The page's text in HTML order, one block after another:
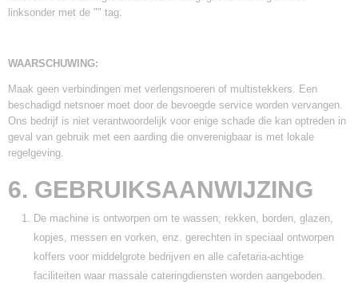
linksonder met de "" tag.
WAARSCHUWING:
Maak geen verbindingen met verlengsnoeren of multistekkers. Een
beschadigd netsnoer moet door de bevoegde service worden vervangen.
Ons bedrijf is niet verantwoordelijk voor enige schade die kan optreden in
geval van gebruik met een aarding die onverenigbaar is met lokale
regelgeving.
6. GEBRUIKSAANWIJZING
De machine is ontworpen om te wassen; rekken, borden, glazen,
kopjes, messen en vorken, enz. gerechten in speciaal ontworpen
koffers voor middelgrote bedrijven en alle cafetaria-achtige
faciliteiten waar massale cateringdiensten worden aangeboden.